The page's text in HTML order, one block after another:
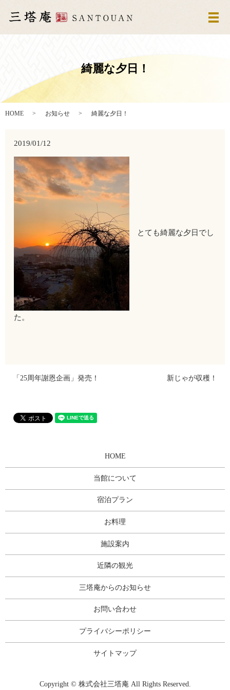
メ
綺麗な夕日！
HOME お知らせ 綺麗な夕日！
2019/01/12
とても綺麗な夕日でし
た。
「25周年謝恩企画」発売！ 新じゃが収穫！
HOME
当館について
宿泊プラン
お料理
施設案内
近隣の観光
三塔庵からのお知らせ
お問い合わせ
プライバシーポリシー
サイトマップ
Copyright © 株式会社三塔庵 All Rights Reserved.